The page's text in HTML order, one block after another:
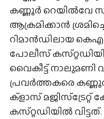
കണ്ണൂർ റെയിൽവേ
ആക്രമിക്കാൻ
റിമാൻഡിലായ
പോലീസ്
വൈകീട്ട് നാലുമണി
പ്രവർത്തകരെ
ക്ളാസ്
കസ്‌റ്റഡിയിൽ വിട്ടത്.